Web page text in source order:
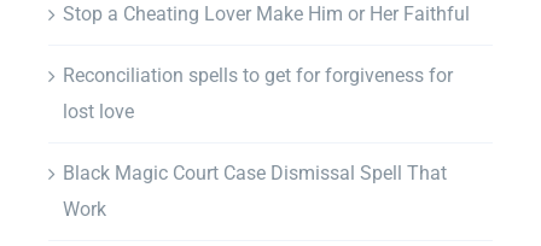
Stop a Cheating Lover Make Him or Her Faithful
Reconciliation spells to get for forgiveness for
lost love
Black Magic Court Case Dismissal Spell That
Work